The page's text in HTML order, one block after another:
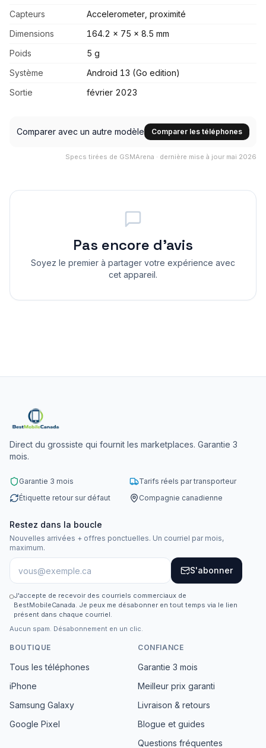
Capteurs
Accelerometer, proximité
Dimensions
164.2 x 75 x 8.5 mm
Poids
5 g
Système
Android 13 (Go edition)
Sortie
février 2023
Comparer avec un autre modèle Comparer les téléphones
Specs tirées de GSMArena · dernière mise à jour mai 2026
Pas encore d'avis
Soyez le premier à partager votre expérience avec
cet appareil.
Direct du grossiste qui fournit les marketplaces. Garantie 3
mois.
Garantie 3 mois
Tarifs réels par transporteur
Étiquette retour sur défaut
Compagnie canadienne
Restez dans la boucle
Nouvelles arrivées + offres ponctuelles. Un courriel par mois,
maximum.
S'abonner
J'accepte de recevoir des courriels commerciaux de
BestMobileCanada. Je peux me désabonner en tout temps via le lien
présent dans chaque courriel.
Aucun spam. Désabonnement en un clic.
BOUTIQUE
Tous les téléphones
iPhone
Samsung Galaxy
Google Pixel
CONFIANCE
Garantie 3 mois
Meilleur prix garanti
Livraison & retours
Blogue et guides
Questions fréquentes